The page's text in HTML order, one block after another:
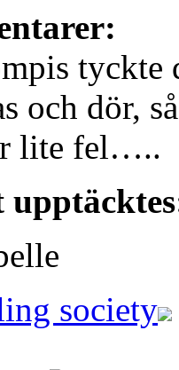
tyckte
och dör,
lite fel…..
society